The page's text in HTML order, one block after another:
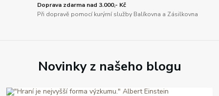
Doprava zdarma nad 3.000,- Kč
Při dopravě pomocí kurýrní služby Balíkovna a Zásilkovna
Novinky z našeho blogu